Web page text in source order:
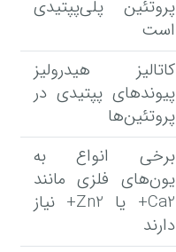
پروتئین پلی‌پپتیدی
است
کاتالیز هیدرولیز
پیوندهای پپتیدی در
پروتئین‌ها
برخی انواع به
یون‌های فلزی مانند
Ca2+ یا Zn2+ نیاز
دارند